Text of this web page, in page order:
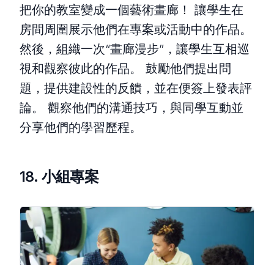
把你的教室變成一個藝術畫廊！ 讓學生在
房間周圍展示他們在專案或活動中的作品。
然後，組織一次“畫廊漫步”，讓學生互相巡
視和觀察彼此的作品。 鼓勵他們提出問
題，提供建設性的反饋，並在便簽上發表評
論。 觀察他們的溝通技巧，與同學互動並
分享他們的學習歷程。
18. 小組專案